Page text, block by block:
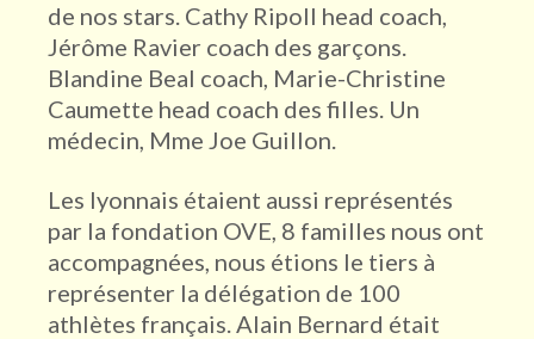
de nos stars. Cathy Ripoll head coach,
Jérôme Ravier coach des garçons.
Blandine Beal coach, Marie-Christine
Caumette head coach des filles. Un
médecin, Mme Joe Guillon.
Les lyonnais étaient aussi représentés
par la fondation OVE, 8 familles nous ont
accompagnées, nous étions le tiers à
représenter la délégation de 100
athlètes français. Alain Bernard était